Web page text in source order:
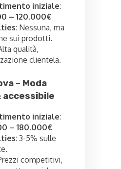
iniziale:
– 120.000€
: Nessuna, ma
sui prodotti.
qualità,
clientela.
– Moda
accessibile
iniziale:
– 180.000€
: 3-5% sulle
competitivi,